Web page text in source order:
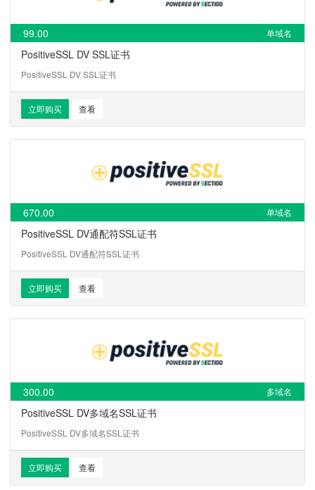
99.00 单域名
PositiveSSL DV SSL证书
PositiveSSL DV SSL证书
立即购买 查看
670.00 单域名
PositiveSSL DV通配符SSL证书
PositiveSSL DV通配符SSL证书
立即购买 查看
300.00 多域名
PositiveSSL DV多域名SSL证书
PositiveSSL DV多域名SSL证书
立即购买 查看